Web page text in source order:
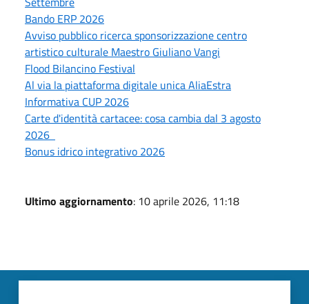
Bando ERP 2026
Avviso pubblico ricerca sponsorizzazione centro
artistico culturale Maestro Giuliano Vangi
Flood Bilancino Festival
Al via la piattaforma digitale unica AliaEstra
Informativa CUP 2026
Carte d'identità cartacee: cosa cambia dal 3 agosto
2026
Bonus idrico integrativo 2026
Ultimo aggiornamento: 10 aprile 2026, 11:18